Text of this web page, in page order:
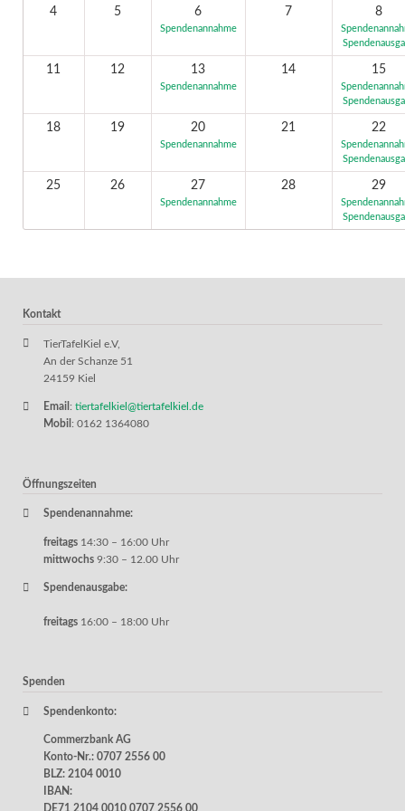
4 5 6
Spendenannahme
7 8
11 12 13
Spendenannahme
14 15
18 19 20
Spendenannahme
21 22
25 26 27
Spendenannahme
28 29
Kontakt
TierTafelKiel e.V,
An der Schanze 51
24159 Kiel
Email : tiertafelkiel@tiertafelkiel.de
Mobil : 0162 1364080
Öffnungszeiten
Spendenannahme:
freitags 14:30 – 16:00 Uhr
mittwochs 9:30 – 12.00 Uhr
Spendenausgabe:
freitags 16:00 – 18:00 Uhr
Spenden
Spendenkonto:
Commerzbank AG
Konto-Nr.: 0707 2556 00
BLZ: 2104 0010
IBAN:
DE71 2104 0010 0707 2556 00